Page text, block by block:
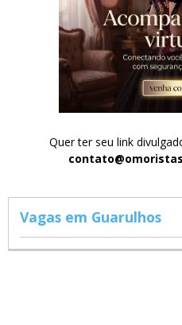
Quer ter seu link
Vagas em Guarulhos